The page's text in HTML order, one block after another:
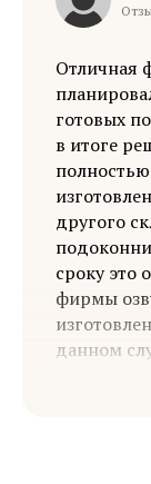
Отличная
готовых
в итоге
другого
сроку это
фирмы
данном